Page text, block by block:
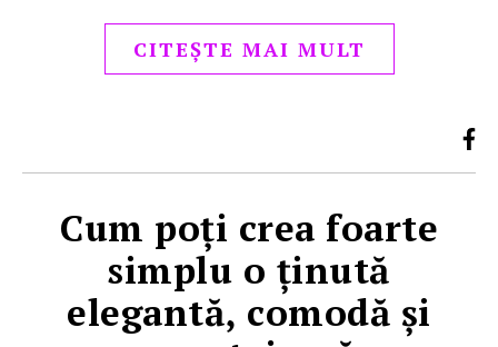
CITEȘTE MAI MULT
Cum poţi crea foarte
simplu o ţinută
elegantă, comodă şi